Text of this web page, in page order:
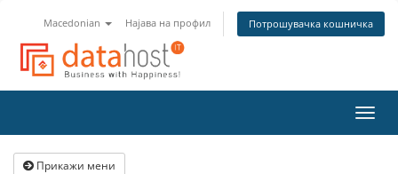
Macedonian Најава на профил Потрошувачка кошничка
ја
Прикажи мени